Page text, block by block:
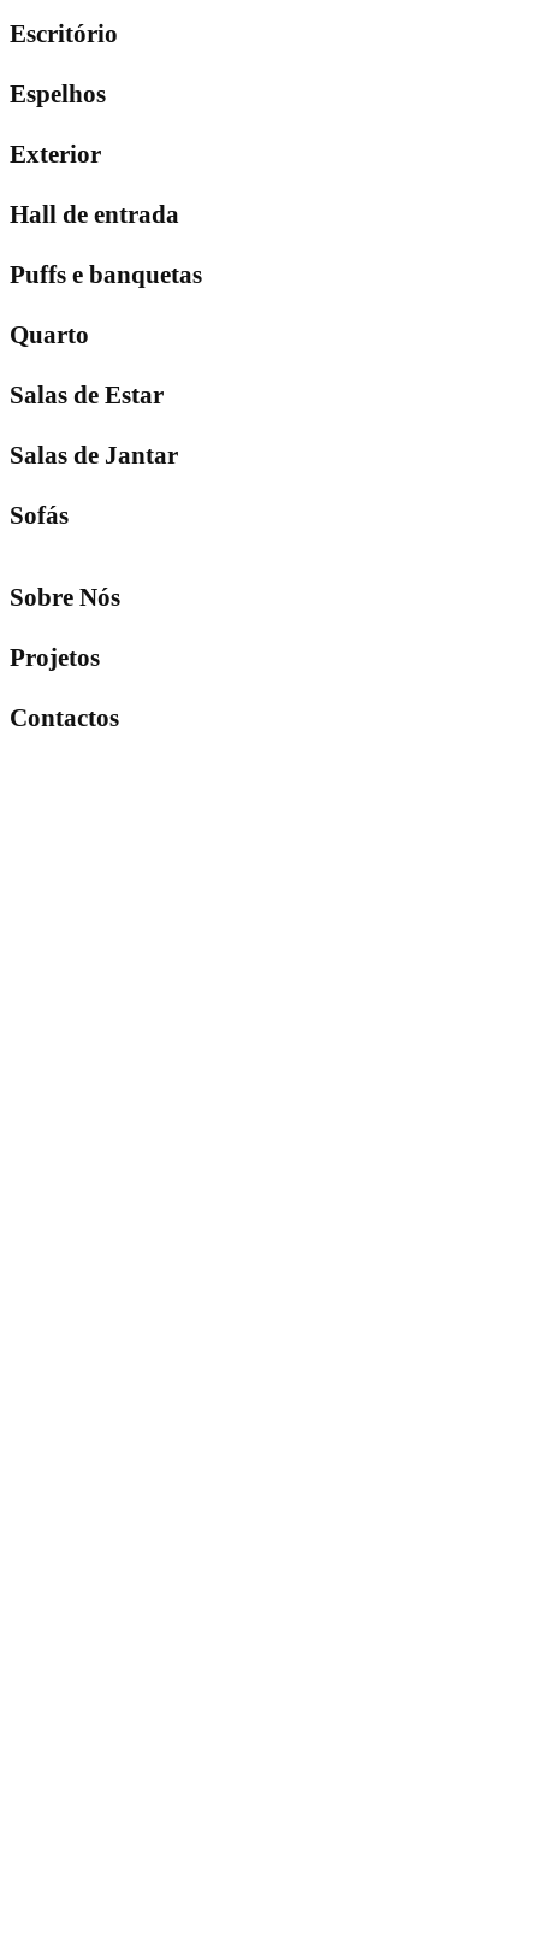
Escritório
Espelhos
Exterior
Hall de entrada
Puffs e banquetas
Quarto
Salas de Estar
Salas de Jantar
Sofás
Sobre Nós
Projetos
Contactos